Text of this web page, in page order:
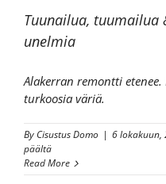
Tuunailua, tuumailua
unelmia
Alakerran remontti
turkoosia väriä.
By Cisustus Domo | 6 lokakuun,
päältäartikkelissa
Tuunailua,
tuumailua
Read More